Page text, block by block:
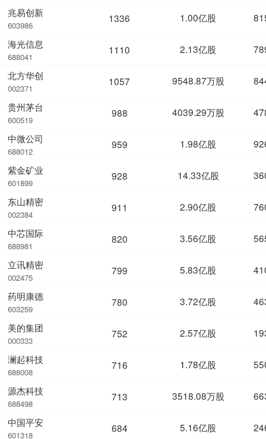
兆易创新
603986
海光信息
688041
北方华创
002371
贵州茅台
600519
中微公司
688012
紫金矿业
601899
东山精密
002384
中芯国际
688981
立讯精密
002475
药明康德
603259
美的集团
000333
澜起科技
688008
源杰科技
688498
中国平安
601318
1336 1.00亿股
1110 2.13亿股
1057 9548.87万股
988 4039.29万股
959 1.98亿股
928 14.33亿股
911 2.90亿股
820 3.56亿股
799 5.83亿股
780 3.72亿股
752 2.57亿股
716 1.78亿股
713 3518.08万股
684 5.16亿股